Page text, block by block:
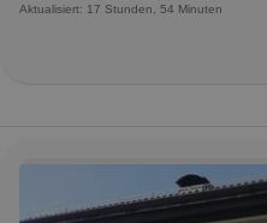
Aktualisiert: 17 Stunden, 54 Minuten